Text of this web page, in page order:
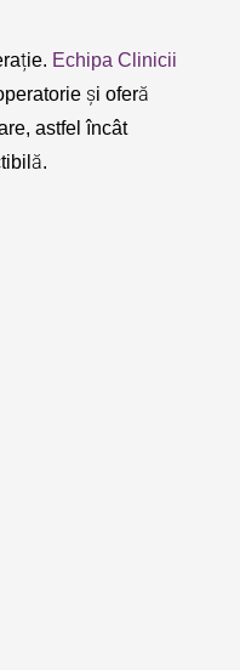
Echipa Clinicii
și oferă
astfel încât